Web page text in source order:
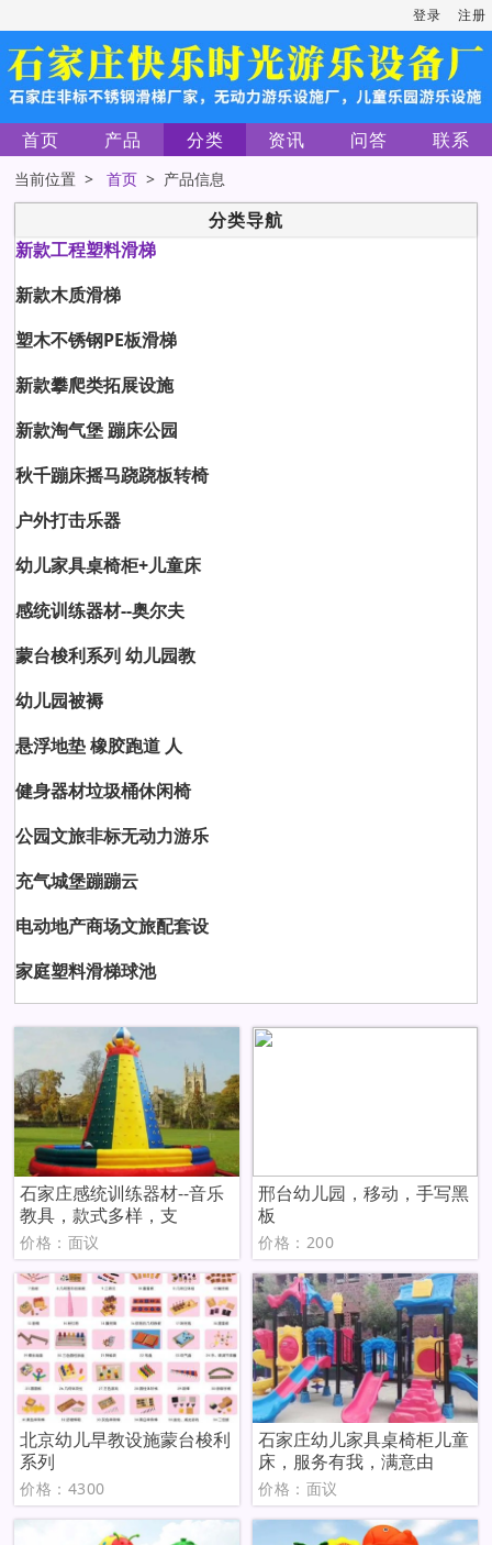
登录 注册
首页 产品 分类 资讯 问答 联系
当前位置 >首页 > 产品信息
分类导航
新款工程塑料滑梯
新款木质滑梯
塑木不锈钢PE板滑梯
新款攀爬类拓展设施
新款淘气堡 蹦床公园
秋千蹦床摇马跷跷板转椅
户外打击乐器
幼儿家具桌椅柜+儿童床
感统训练器材--奥尔夫
蒙台梭利系列 幼儿园教
幼儿园被褥
悬浮地垫 橡胶跑道 人
健身器材垃圾桶休闲椅
公园文旅非标无动力游乐
充气城堡蹦蹦云
电动地产商场文旅配套设
家庭塑料滑梯球池
石家庄感统训练器材--音乐
教具，款式多样，支
价格：面议
邢台幼儿园，移动，手写黑
板
价格：200
北京幼儿早教设施蒙台梭利
系列
价格：4300
石家庄幼儿家具桌椅柜儿童
床，服务有我，满意由
价格：面议